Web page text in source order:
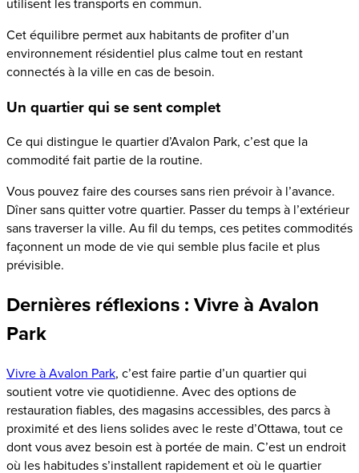
Cet équilibre permet aux habitants de profiter d’un
environnement résidentiel plus calme tout en restant
connectés à la ville en cas de besoin.
Un quartier qui se sent complet
Ce qui distingue le quartier d’Avalon Park, c’est que la
commodité fait partie de la routine.
Vous pouvez faire des courses sans rien prévoir à l’avance.
Dîner sans quitter votre quartier. Passer du temps à l’extérieur
sans traverser la ville. Au fil du temps, ces petites commodités
façonnent un mode de vie qui semble plus facile et plus
prévisible.
Dernières réflexions : Vivre à Avalon
Park
Vivre à Avalon Park, c’est faire partie d’un quartier qui
soutient votre vie quotidienne. Avec des options de
restauration fiables, des magasins accessibles, des parcs à
proximité et des liens solides avec le reste d’Ottawa, tout ce
dont vous avez besoin est à portée de main. C’est un endroit
où les habitudes s’installent rapidement et où le quartier